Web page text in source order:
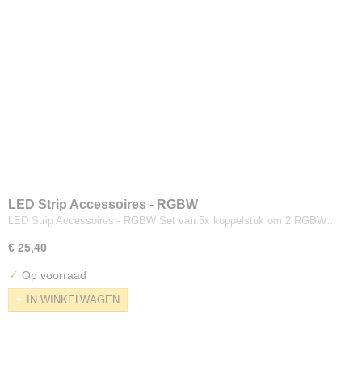
LED Strip Accessoires - RGBW
LED Strip Accessoires - RGBW Set van 5x koppelstuk om 2 RGBW…
€ 25,40
✓ Op voorraad
IN WINKELWAGEN